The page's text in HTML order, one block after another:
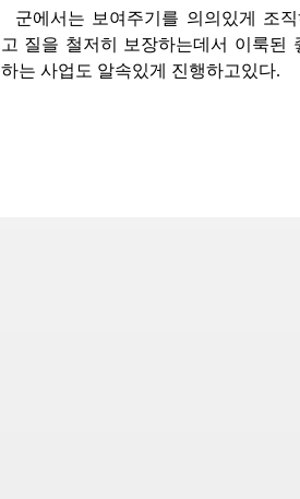
군에서는 보여주기를 의의있게 조
고 질을 철저히 보장하는데서 이룩된
하는 사업도 알속있게 진행하고있다.